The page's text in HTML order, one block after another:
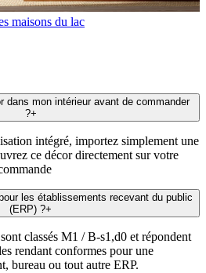
maisons du lac
dans mon intérieur avant de commander
?+
intégré, importez simplement une
ce décor directement sur votre
les établissements recevant du public
(ERP) ?+
classés M1 / B-s1,d0 et répondent
rendant conformes pour une
bureau ou tout autre ERP.